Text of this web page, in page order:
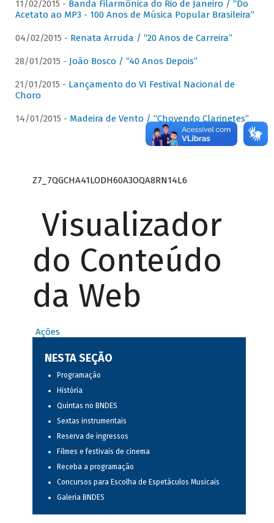
11/02/2015 - Banda Filarmônica do Rio de Janeiro / “Do
Acetato ao MP3 - 100 Anos de Música Popular Brasileira”
04/02/2015 - Renata Arruda / “20 Anos de Carreira”
28/01/2015 - João Bosco / “40 Anos Depois”
21/01/2015 - Lançamento do VI Festival Nacional de
Choro
14/01/2015 - Madeira de Vento / “Chovendo Clarinetes”
Z7_7QGCHA41LODH60A3OQA8RN14L6
Visualizador
do Conteúdo
da Web
Ações
NESTA SEÇÃO
Programação
História
Quintas no BNDES
Sextas instrumentais
Reserva de ingressos
Filmes e festivais de cinema
Receba a programação
Concursos para Escolha de Espetáculos Musicais
Galeria BNDES